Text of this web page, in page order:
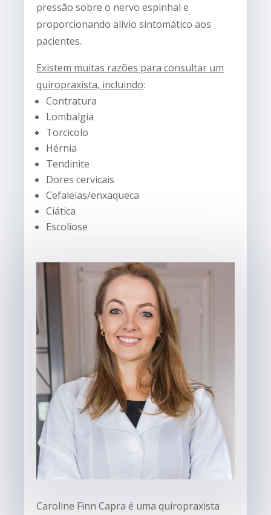
pressão sobre o nervo espinhal e
proporcionando alívio sintomático aos
pacientes.
Existem muitas razões para consultar um
quiropraxista, incluindo:
Contratura
Lombalgia
Torcicolo
Hérnia
Tendinite
Dores cervicais
Cefaleias/enxaqueca
Ciática
Escoliose
Caroline Finn Capra é uma quiropraxista